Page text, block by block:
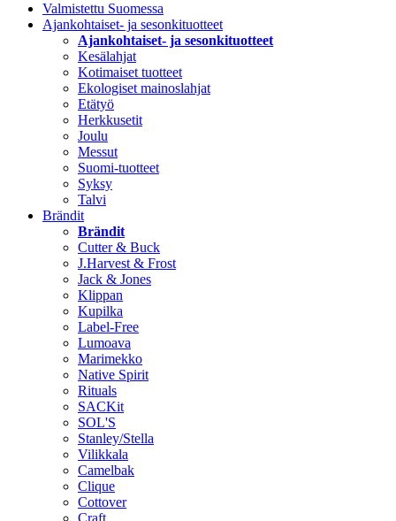
Valmistettu Suomessa
Ajankohtaiset- ja sesonkituotteet
Ajankohtaiset- ja sesonkituotteet
Kesälahjat
Kotimaiset tuotteet
Ekologiset mainoslahjat
Etätyö
Herkkusetit
Joulu
Messut
Suomi-tuotteet
Syksy
Talvi
Brändit
Brändit
Cutter & Buck
J.Harvest & Frost
Jack & Jones
Klippan
Kupilka
Label-Free
Lumoava
Marimekko
Native Spirit
Rituals
SACKit
SOL'S
Stanley/Stella
Vilikkala
Camelbak
Clique
Cottover
Craft